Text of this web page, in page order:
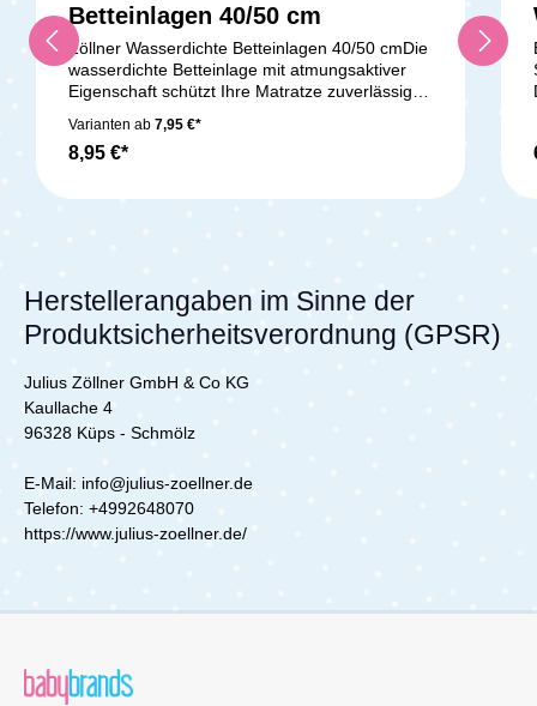
Betteinlagen 40/50 cm
Zöllner Wasserdichte Betteinlagen 40/50 cmDie
wasserdichte Betteinlage mit atmungsaktiver
Eigenschaft schützt Ihre Matratze zuverlässig
aus eingearbeiteter PU-Folie bleibt Ihre
Matratze trocken und sauber. Unsere
erhältlich, darunter 33x40 cm, 40x50 cm, 50x70
atmungsaktiv und wasserdicht. Unsere
Betteinlage ist PVC-frei und mit einer
innenliegenden PU-Folie ausgestattet. Sie
OEKO-TEX® und wird in Deutschland
hergestellt. Vertrauen Sie auf unsere Qualität
seit 1960.Lieferumfang:1x Zöllner Wasserdichte
Varianten ab 7,95 €*
8,95 €*
Herstellerangaben im Sinne der
Produktsicherheitsverordnung (GPSR)
Julius Zöllner GmbH & Co KG
Kaullache 4
96328 Küps - Schmölz
E-Mail: info@julius-zoellner.de
Telefon: +4992648070
https://www.julius-zoellner.de/